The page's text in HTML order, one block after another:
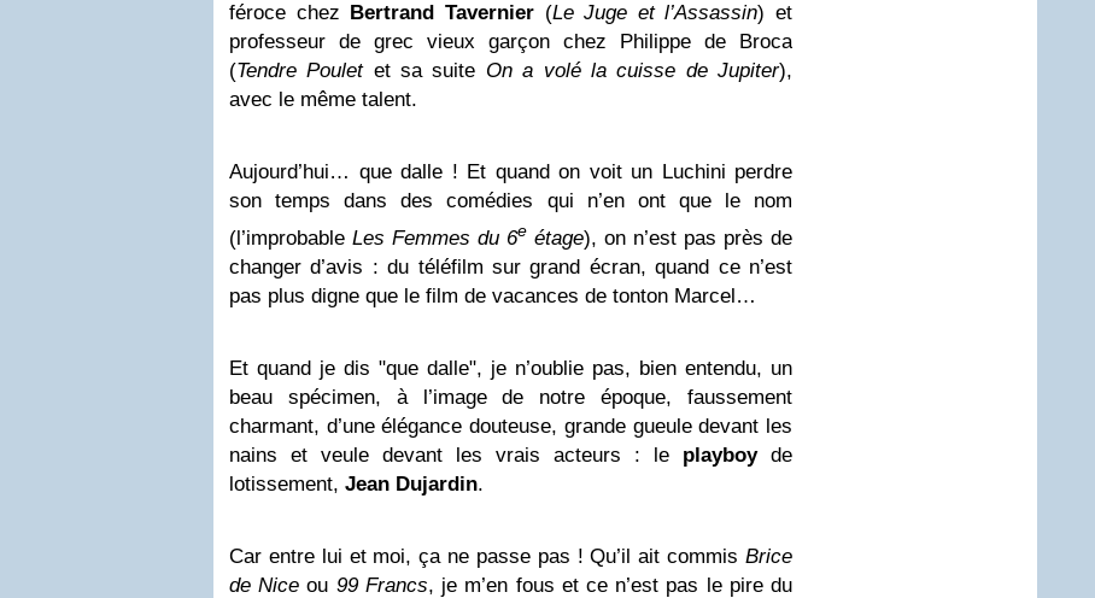
féroce chez Bertrand Tavernier(Le Juge et l’Assassin) et
professeur de grec vieux garçon chez Philippe de Broca
(Tendre Pouletet sa suite On a volé la cuisse de Jupiter),
avec le même talent.
Aujourd’hui… que dalle ! Et quand on voit un Luchini perdre
son temps dans des comédies qui n’en ont que le nom
(l’improbable Les Femmes du 6e étage), on n’est pas près de
changer d’avis : du téléfilm sur grand écran, quand ce n’est
pas plus digne que le film de vacances de tonton Marcel…
Et quand je dis "que dalle", je n’oublie pas, bien entendu, un
beau spécimen, à l’image de notre époque, faussement
charmant, d’une élégance douteuse, grande gueule devant les
nains et veule devant les vrais acteurs : le playboyde
lotissement, Jean Dujardin.
Car entre lui et moi, ça ne passe pas ! Qu’il ait commis Brice
de Nice ou 99 Francs, je m’en fous et ce n’est pas le pire du